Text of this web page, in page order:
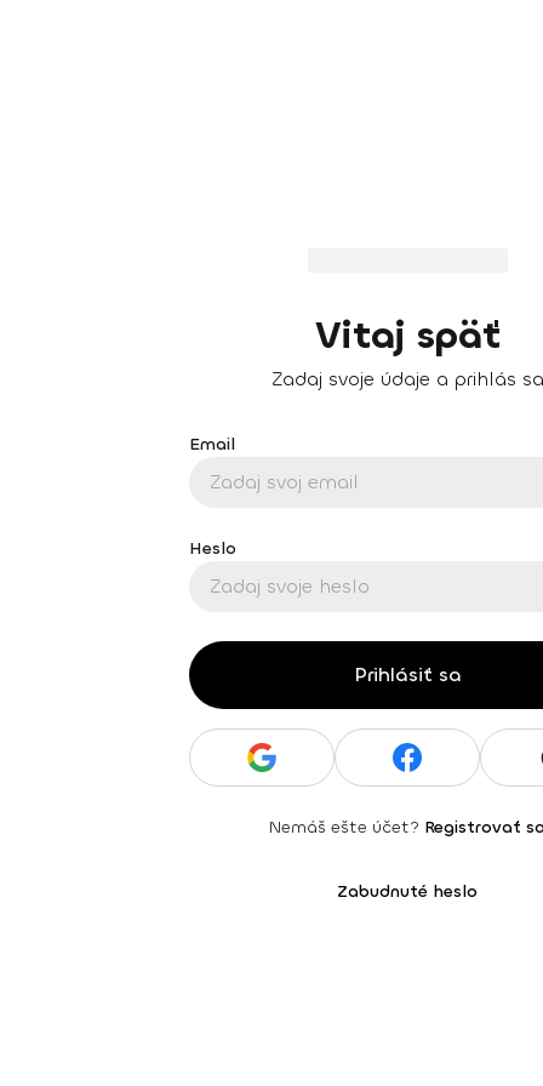
Vitaj späť
Zadaj svoje údaje a prihlás sa
Email
Heslo
Prihlásiť sa
Nemáš ešte účet? Registrovať
Zabudnuté heslo